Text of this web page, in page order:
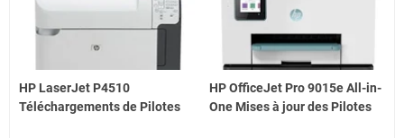
HP LaserJet P4510
Téléchargements de Pilotes
HP OfficeJet Pro 9015e All-in-
One Mises à jour des Pilotes